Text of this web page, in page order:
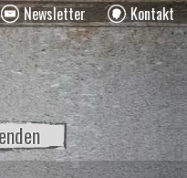
Newsletter Kontakt